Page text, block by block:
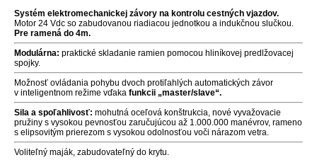
Systém elektromechanickej závory na kontrolu cestných vjazdov.
Motor 24 Vdc so zabudovanou riadiacou jednotkou a indukčnou slučkou.
Pre ramená do 4m.
Modulárna: praktické skladanie ramien pomocou hliníkovej predlžovacej
spojky.
Možnosť ovládania pohybu dvoch protiľahlých automatických závor
v inteligentnom režime vďaka funkcii „master/slave“.
Sila a spoľahlivosť: mohutná oceľová konštrukcia, nové vyvažovacie
pružiny s vysokou pevnosťou zaručujúcou až 1.000.000 manévrov, rameno
s elipsovitým prierezom s vysokou odolnosťou voči nárazom vetra.
Voliteľný maják, zabudovateľný do krytu.